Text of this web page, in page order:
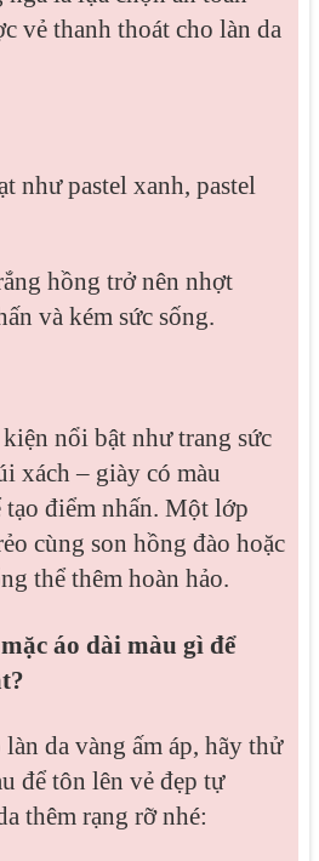
vẻ thanh thoát cho làn da
như pastel xanh, pastel
hồng trở nên nhợt
và kém sức sống.
nổi bật như trang sức
xách – giày có màu
tạo điểm nhấn. Một lớp
cùng son hồng đào hoặc
thể thêm hoàn hảo.
áo dài màu gì để
da vàng ấm áp, hãy thử
để tôn lên vẻ đẹp tự
thêm rạng rỡ nhé: